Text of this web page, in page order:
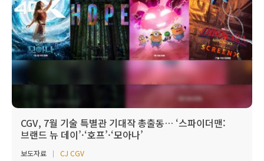
CGV, 7월 기술 특별관 기대작 총출동… ‘스파이더맨:
브랜드 뉴 데이’·‘호프’·‘모아나’
보도자료
CJ CGV